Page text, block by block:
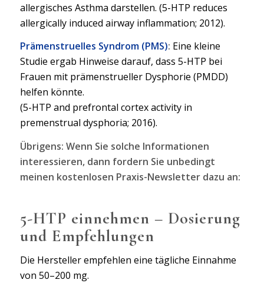
allergisches Asthma darstellen. (5-HTP reduces
allergically induced airway inflammation; 2012).
Prämenstruelles Syndrom (PMS): Eine kleine
Studie ergab Hinweise darauf, dass 5-HTP bei
Frauen mit prämenstrueller Dysphorie (PMDD)
helfen könnte.
(5-HTP and prefrontal cortex activity in
premenstrual dysphoria; 2016).
Übrigens: Wenn Sie solche Informationen
interessieren, dann fordern Sie unbedingt
meinen kostenlosen Praxis-Newsletter dazu an:
5-HTP einnehmen – Dosierung
und Empfehlungen
Die Hersteller empfehlen eine tägliche Einnahme
von 50–200 mg.